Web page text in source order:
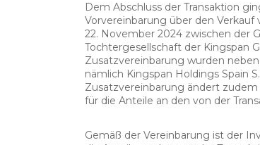
Dem Abschluss der Transaktion
Vorvereinbarung über den Verkauf
22. November 2024 zwischen der
Tochtergesellschaft der Kingspan
Zusatzvereinbarung wurden
nämlich Kingspan Holdings Spain
Zusatzvereinbarung ändert
für die Anteile an den von der
Gemäß der Vereinbarung ist der